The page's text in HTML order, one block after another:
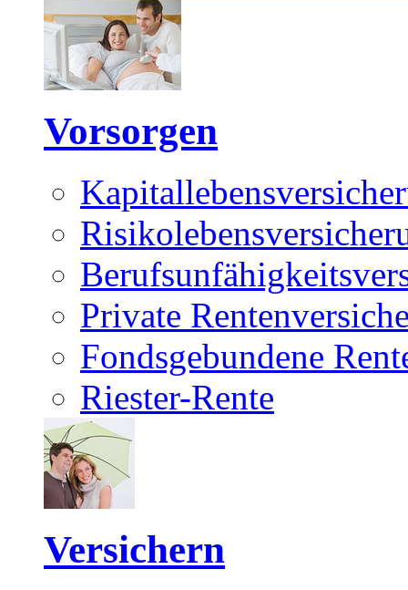
Vorsorgen
Private
Fondsgebundene
Riester-Rente
Versichern